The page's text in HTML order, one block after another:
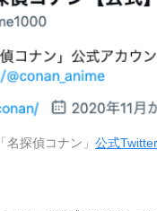
名探偵コナン」 公式Twitter